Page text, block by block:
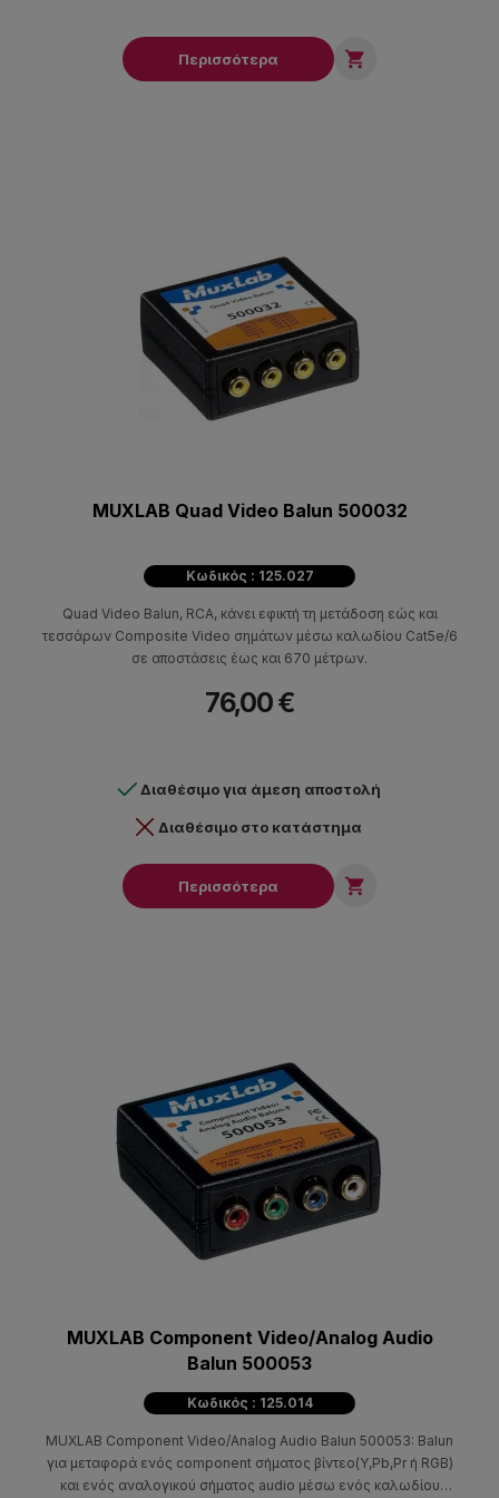
Περισσότερα 
MUXLAB Quad Video Balun 500032
Κωδικός : 125.027
Quad Video Balun, RCA, κάνει εφικτή τη μετάδοση εώς και
τεσσάρων Composite Video σημάτων μέσω καλωδίου Cat5e/6
σε αποστάσεις έως και 670 μέτρων.
76,00 €
Διαθέσιμο για άμεση αποστολή
Διαθέσιμο στο κατάστημα
Περισσότερα 
MUXLAB Component Video/Analog Audio
Balun 500053
Κωδικός : 125.014
MUXLAB Component Video/Analog Audio Balun 500053: Balun
για μεταφορά ενός component σήματος βίντεο(Y,Pb,Pr ή RGB)
και ενός αναλογικού σήματος audio μέσω ενός καλωδίου